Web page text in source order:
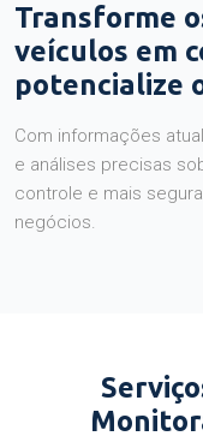
Transforme
veículos em
potencialize
Com informações
e análises precisas
controle e mais
negócios.